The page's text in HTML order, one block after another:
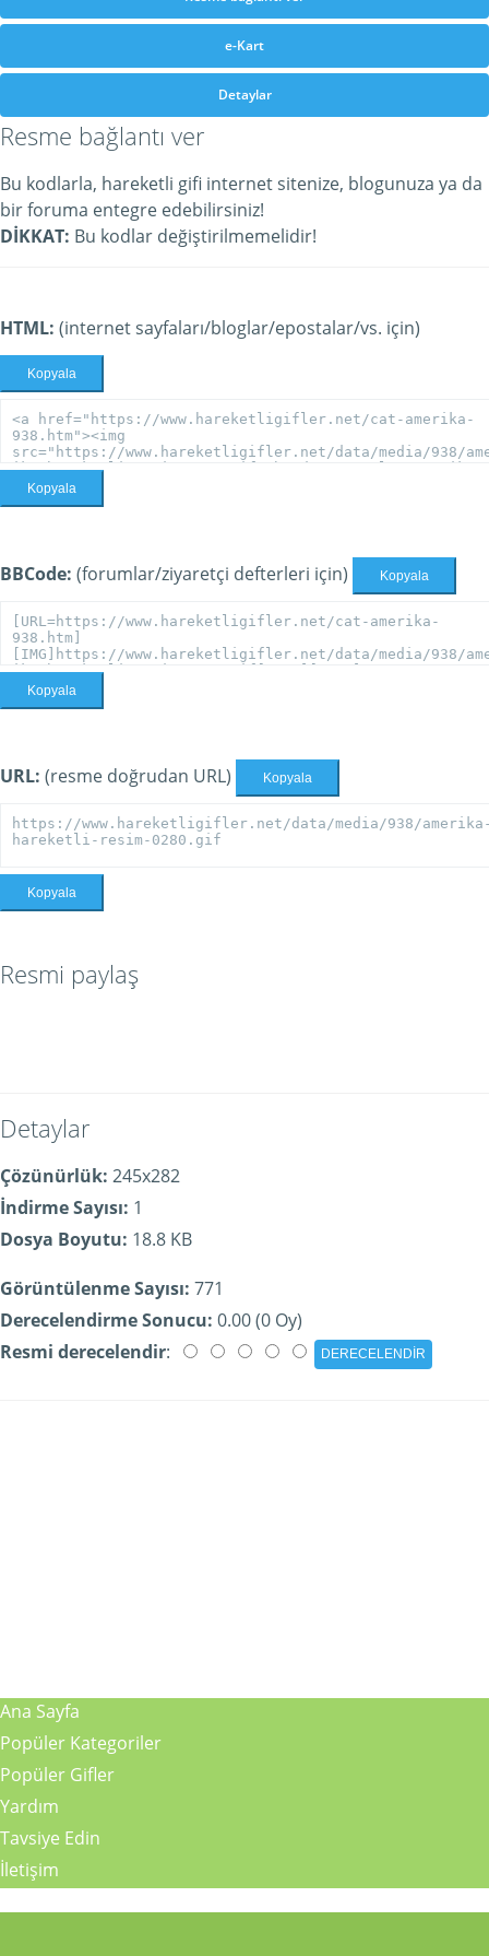
e-Kart
Detaylar
Resme bağlantı ver
Bu kodlarla, hareketli gifi internet sitenize, blogunuza ya da
bir foruma entegre edebilirsiniz!
DİKKAT: Bu kodlar değiştirilmemelidir!
HTML: (internet sayfaları/bloglar/epostalar/vs. için)
Kopyala
Kopyala
BBCode: (forumlar/ziyaretçi defterleri için) Kopyala
Kopyala
URL: (resme doğrudan URL) Kopyala
Kopyala
Resmi paylaş
Detaylar
Çözünürlük: 245x282
İndirme Sayısı: 1
Dosya Boyutu: 18.8 KB
Görüntülenme Sayısı: 771
Derecelendirme Sonucu: 0.00 (0 Oy)
Resmi derecelendir:
Ana Sayfa
Popüler Kategoriler
Popüler Gifler
Yardım
Tavsiye Edin
İletişim